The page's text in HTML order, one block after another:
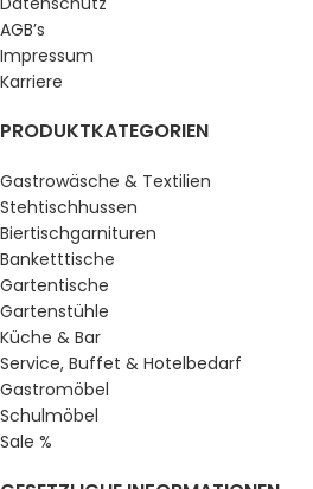
AGB’s
Impressum
Karriere
PRODUKTKATEGORIEN
Gastrowäsche & Textilien
Stehtischhussen
Biertischgarnituren
Banketttische
Gartentische
Gartenstühle
Küche & Bar
Service, Buffet & Hotelbedarf
Gastromöbel
Schulmöbel
Sale %